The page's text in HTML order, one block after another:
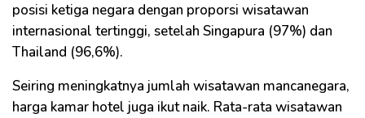
posisi ketiga negara dengan proporsi wisatawan
internasional tertinggi, setelah Singapura (97%) dan
Thailand (96,6%).
Seiring meningkatnya jumlah wisatawan mancanegara,
harga kamar hotel juga ikut naik. Rata-rata wisatawan